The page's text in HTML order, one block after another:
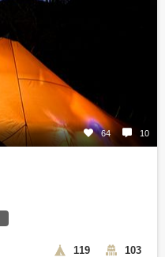
64 10
119 103